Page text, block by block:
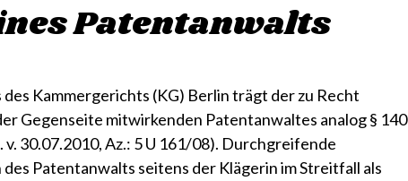
Patentanwalts
Kammergerichts (KG) Berlin trägt der zu Recht
Gegenseite mitwirkenden Patentanwaltes analog § 140
v. 30.07.2010, Az.: 5 U 161/08). Durchgreifende
Patentanwalts seitens der Klägerin im Streitfall als